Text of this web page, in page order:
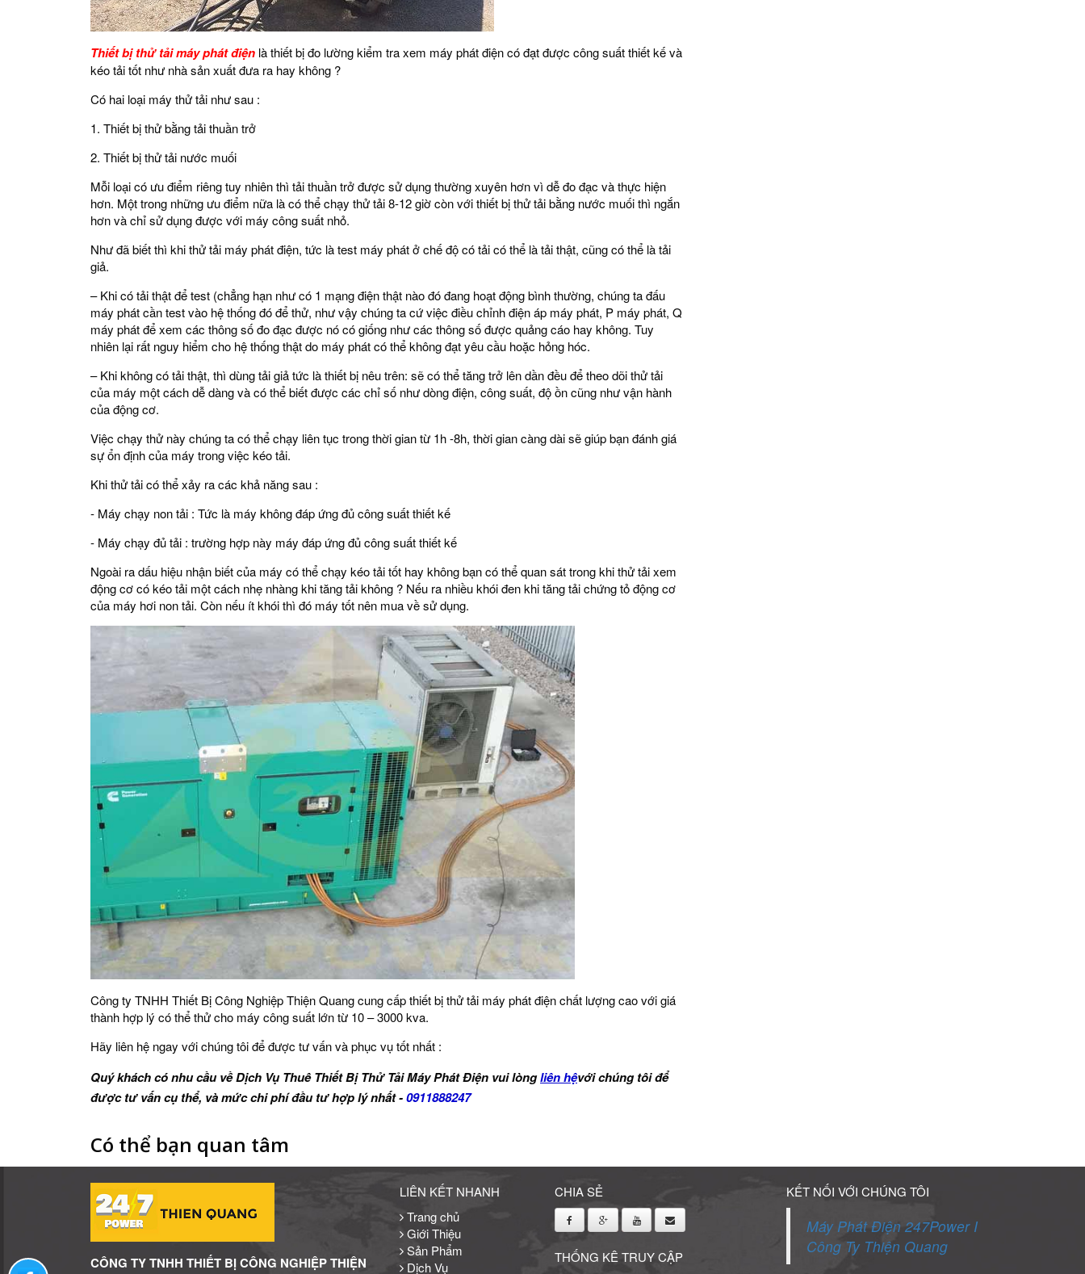
Thiết bị thử tải máy phát điện là thiết bị đo lường kiểm tra xem máy phát điện có đạt được công suất thiết kế và
kéo tải tốt như nhà sản xuất đưa ra hay không ?
Có hai loại máy thử tải như sau :
1. Thiết bị thử bằng tải thuần trở
2. Thiết bị thử tải nước muối
Mỗi loại có ưu điểm riêng tuy nhiên thì tải thuần trở được sử dụng thường xuyên hơn vì dễ đo đạc và thực hiện
hơn. Một trong những ưu điểm nữa là có thể chạy thử tải 8-12 giờ còn với thiết bị thử tải bằng nước muối thì ngắn
hơn và chỉ sử dụng được với máy công suất nhỏ.
Như đã biết thì khi thử tải máy phát điện, tức là test máy phát ở chế độ có tải có thể là tải thật, cũng có thể là tải
giả.
– Khi có tải thật để test (chẳng hạn như có 1 mạng điện thật nào đó đang hoạt động bình thường, chúng ta đấu
máy phát cần test vào hệ thống đó để thử, như vậy chúng ta cứ việc điều chỉnh điện áp máy phát, P máy phát, Q
máy phát để xem các thông số đo đạc được nó có giống như các thông số được quảng cáo hay không. Tuy
nhiên lại rất nguy hiểm cho hệ thống thật do máy phát có thể không đạt yêu cầu hoặc hỏng hóc.
– Khi không có tải thật, thì dùng tải giả tức là thiết bị nêu trên: sẽ có thể tăng trở lên dần đều để theo dõi thử tải
của máy một cách dễ dàng và có thể biết được các chỉ số như dòng điện, công suất, độ ồn cũng như vận hành
của động cơ.
Việc chạy thử này chúng ta có thể chạy liên tục trong thời gian từ 1h -8h, thời gian càng dài sẽ giúp bạn đánh giá
sự ổn định của máy trong việc kéo tải.
Khi thử tải có thể xảy ra các khả năng sau :
- Máy chạy non tải : Tức là máy không đáp ứng đủ công suất thiết kế
- Máy chạy đủ tải : trường hợp này máy đáp ứng đủ công suất thiết kế
Ngoài ra dấu hiệu nhận biết của máy có thể chạy kéo tải tốt hay không bạn có thể quan sát trong khi thử tải xem
động cơ có kéo tải một cách nhẹ nhàng khi tăng tải không ? Nếu ra nhiều khói đen khi tăng tải chứng tỏ động cơ
của máy hơi non tải. Còn nếu ít khói thì đó máy tốt nên mua về sử dụng.
Công ty TNHH Thiết Bị Công Nghiệp Thiện Quang cung cấp thiết bị thử tải máy phát điện chất lượng cao với giá
thành hợp lý có thể thử cho máy công suất lớn từ 10 – 3000 kva.
Hãy liên hệ ngay với chúng tôi để được tư vấn và phục vụ tốt nhất :
Quý khách có nhu cầu về Dịch Vụ Thuê Thiết Bị Thử Tải Máy Phát Điện vui lòngliên hệvới chúng tôi để
được tư vấn cụ thể, và mức chi phí đầu tư hợp lý nhất -0911888247
Có thể bạn quan tâm
CÔNG TY TNHH THIẾT BỊ CÔNG NGHIỆP THIỆN
LIÊN KẾT NHANH
Trang chủ
Giới Thiệu
Sản Phẩm
Dịch Vụ
CHIA SẺ
THỐNG KÊ TRUY CẬP
KẾT NỐI VỚI CHÚNG TÔI
Máy Phát Điện 247Power I
Công Ty Thiện Quang